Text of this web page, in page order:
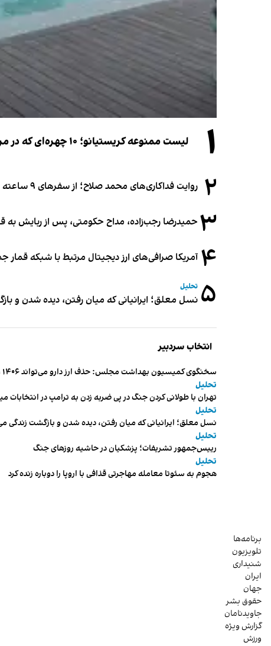
۱ لیست ممنوعه کریستیانو؛ ۱۰ چهره‌ای که در مراسم عروسی رونالدو و جورجینا جایی ندارند
۲ روایت فداکاری‌های محمد صلاح؛ از سفرهای ۹ ساعته تا خوابیدن زیر آسمان قاهره
۳ حمیدرضا رجب‌زاده، مداح حکومتی، پس از ربایش به
۴ آمریکا صرافی‌های ارز دیجیتال مرتبط با شبکه قمار
۵ تحلیل
نسل معلق؛ ایرانیانی که میان رفتن، دیده شدن و
انتخاب سردبیر
سخنگوی کمیسیون بهداشت مجلس: حذف ارز دارو می‌تواند ۱۴۰۶ را به «سال کشتار بیماران» تبدیل کند
تحلیل
تهران با طولانی کردن جنگ در پی ضربه زدن به ترامپ در انتخابات
تحلیل
نسل معلق؛ ایرانیانی که میان رفتن، دیده شدن و بازگشت زندگی
تحلیل
رییس‌جمهور تشریفات؛ پزشکیان در حاشیه روزهای جنگ
تحلیل
هجوم به سئوتا معامله مهاجرتی قذافی با اروپا را دوباره زنده کرد
برنامه‌ها
تلویزیون
شنیداری
ایران
جهان
حقوق بشر
جاویدنامان
گزارش ویژه
ورزش